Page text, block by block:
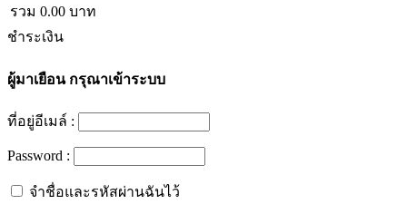
รวม 0.00 บาท
ชำระเงิน
ผู้มาเยือนกรุณาเข้าระบบ
ที่อยู่อีเมล์ :
Password :
จำชื่อและรหัสผ่านฉันไว้